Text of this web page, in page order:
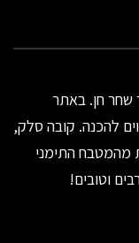
שחר חן. באתר
להכנה. קובה סלק,
מהמטבח התימני
וטובים!